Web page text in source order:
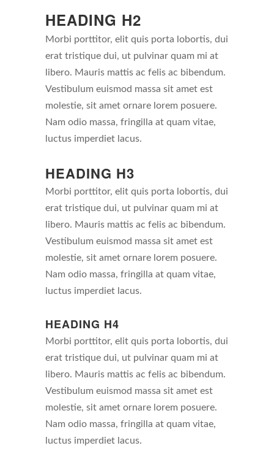
HEADING H2
Morbi porttitor, elit quis porta lobortis, dui
erat tristique dui, ut pulvinar quam mi at
libero. Mauris mattis ac felis ac bibendum.
Vestibulum euismod massa sit amet est
molestie, sit amet ornare lorem posuere.
Nam odio massa, fringilla at quam vitae,
luctus imperdiet lacus.
HEADING H3
Morbi porttitor, elit quis porta lobortis, dui
erat tristique dui, ut pulvinar quam mi at
libero. Mauris mattis ac felis ac bibendum.
Vestibulum euismod massa sit amet est
molestie, sit amet ornare lorem posuere.
Nam odio massa, fringilla at quam vitae,
luctus imperdiet lacus.
HEADING H4
Morbi porttitor, elit quis porta lobortis, dui
erat tristique dui, ut pulvinar quam mi at
libero. Mauris mattis ac felis ac bibendum.
Vestibulum euismod massa sit amet est
molestie, sit amet ornare lorem posuere.
Nam odio massa, fringilla at quam vitae,
luctus imperdiet lacus.